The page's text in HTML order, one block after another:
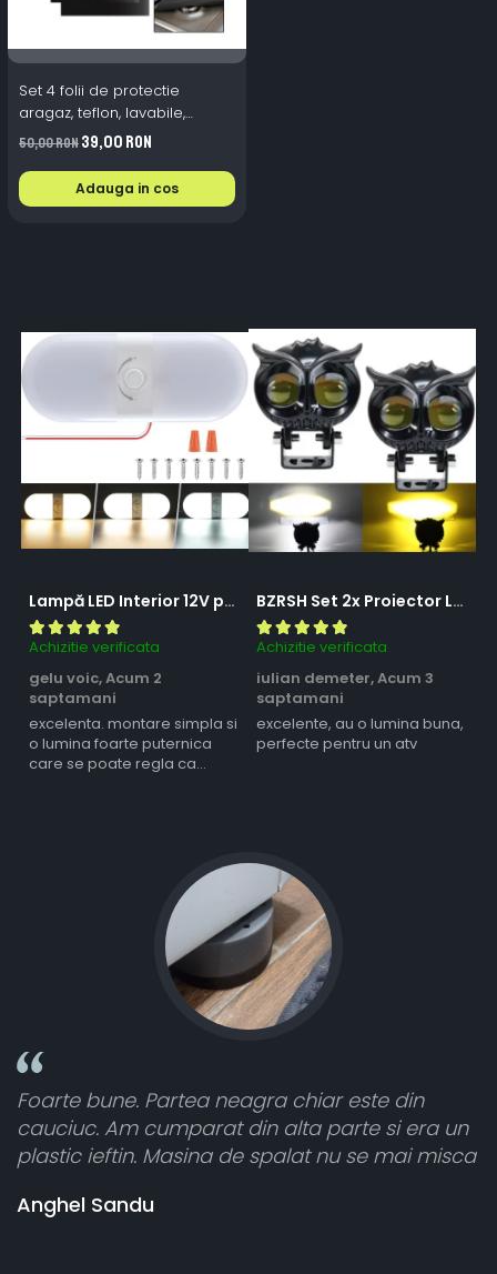
Set 4 folii de protectie
aragaz, teflon, lavabile,
reutilizabile, Negru/Gri
50,00 RON39,00 RON
Adauga in cos
Lampă LED Interior 12V pentru Dubă, Camper și Rulotă - 180LED, 33 cm, 3 Temperaturii de Culoare, Intensitate Reglabilă, Iluminare Compartiment Marfă
Achizitie verificata
gelu voic,Acum 2
saptamani
excelenta. montare simpla si
o lumina foarte puternica
care se poate regla ca
BZRSH Set 2x Proiector LED Bufnita 50W Lupa 2 Faze Alb-Galben 12-24V Moto ATV
Achizitie verificata
iulian demeter,Acum 3
saptamani
excelente, au o lumina buna,
perfecte pentru un atv
era un
misca
Toate sunt foarte luminoase și
atât de bine în curtea din spate. A primit
cele 8 bucati dar una nu a funcționat,
banii pentru 1 bucata, Multumesc